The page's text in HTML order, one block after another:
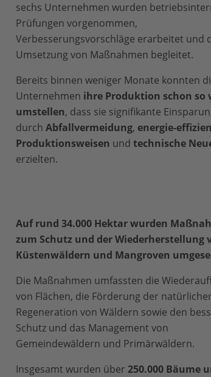
sechs Unternehmen wurden
Prüfungen vorgenommen,
Verbesserungsvorschläge erarbeitet und
Umsetzung von Maßnahmen begleitet.
Bereits binnen weniger Monate konnten
Unternehmen ihre Produktion schon so
umstellen, dass sie signifikante
durch Abfallvermeidung, energie-
Produktionsweisen und technische
erzielten.
Auf rund 34.000 Hektar wurden
zum Schutz und der Wiederherstellung
Küstenwäldern und Mangroven
Die Maßnahmen umfassten die
von Flächen, die Förderung der
Regeneration von Wäldern sowie den
Schutz und das Management von
Gemeindewäldern und Primärwäldern.
Insgesamt wurden über 250.000 Bäume